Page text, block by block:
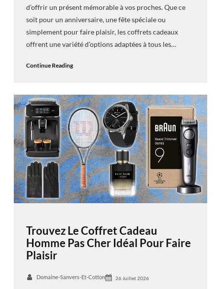
d’offrir un présent mémorable à vos proches. Que ce
soit pour un anniversaire, une fête spéciale ou
simplement pour faire plaisir, les coffrets cadeaux
offrent une variété d’options adaptées à tous les…
Continue Reading
Trouvez Le Coffret Cadeau
Homme Pas Cher Idéal Pour Faire
Plaisir
Domaine-Sanvers-Et-Cotton 26 Juillet 2026